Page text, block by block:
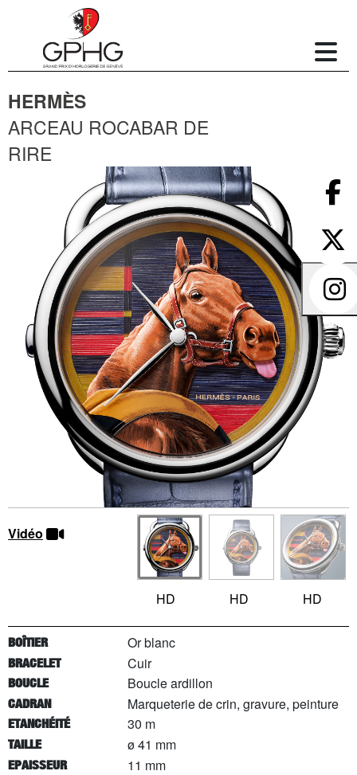
HERMÈS
ARCEAU ROCABAR DE
RIRE
Vidéo
HD HD HD
BOÎTIER Or blanc
BRACELET Cuir
BOUCLE Boucle ardillon
CADRAN Marqueterie de crin, gravure, peinture
ETANCHÉITÉ 30 m
TAILLE ø 41 mm
EPAISSEUR 11 mm